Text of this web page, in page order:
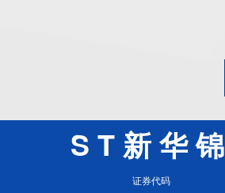
ST新华锦
证券代码